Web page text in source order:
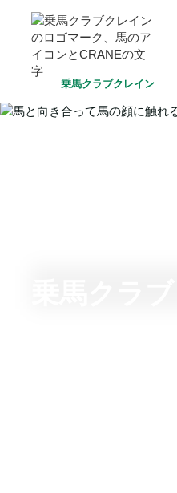
乗馬クラブクレイン
HOME 乗馬の魅力 クラ